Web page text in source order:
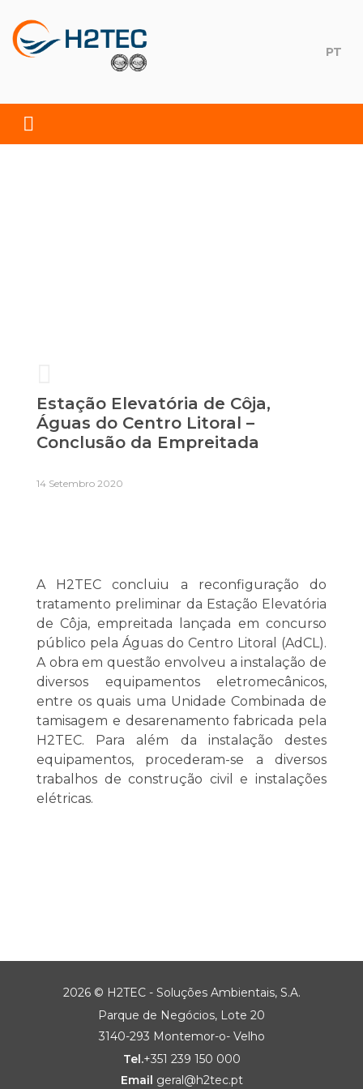
content
PT
Estação Elevatória de Côja,
Águas do Centro Litoral –
Conclusão da Empreitada
14 Setembro 2020
A H2TEC concluiu a reconfiguração do
tratamento preliminar da Estação Elevatória
de Côja, empreitada lançada em concurso
público pela Águas do Centro Litoral (AdCL).
A obra em questão envolveu a instalação de
diversos equipamentos eletromecânicos,
entre os quais uma Unidade Combinada de
tamisagem e desarenamento fabricada pela
H2TEC. Para além da instalação destes
equipamentos, procederam-se a diversos
trabalhos de construção civil e instalações
elétricas.
2026 © H2TEC - Soluções Ambientais, S.A.
Parque de Negócios, Lote 20
3140-293 Montemor-o- Velho
Tel.+351 239 150 000
Email geral@h2tec.pt